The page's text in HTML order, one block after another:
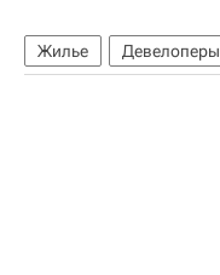
Жилье Девелоперы